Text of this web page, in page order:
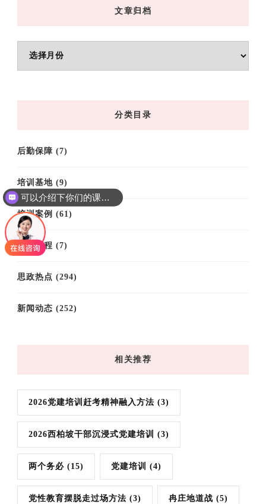
文章归档
章
分类目录
后勤保障 (7)
培训基地 (9)
培训案例 (61)
培训课程 (7)
思政热点 (294)
新闻动态 (252)
相关推荐
2026党建培训赶考精神融入方法 (3)
2026西柏坡干部沉浸式党建培训 (3)
两个务必 (15) 党建培训 (4)
党性教育摆脱走过场方法 (3) 冉庄地道战 (5)
可以介绍下你们的课程吗？